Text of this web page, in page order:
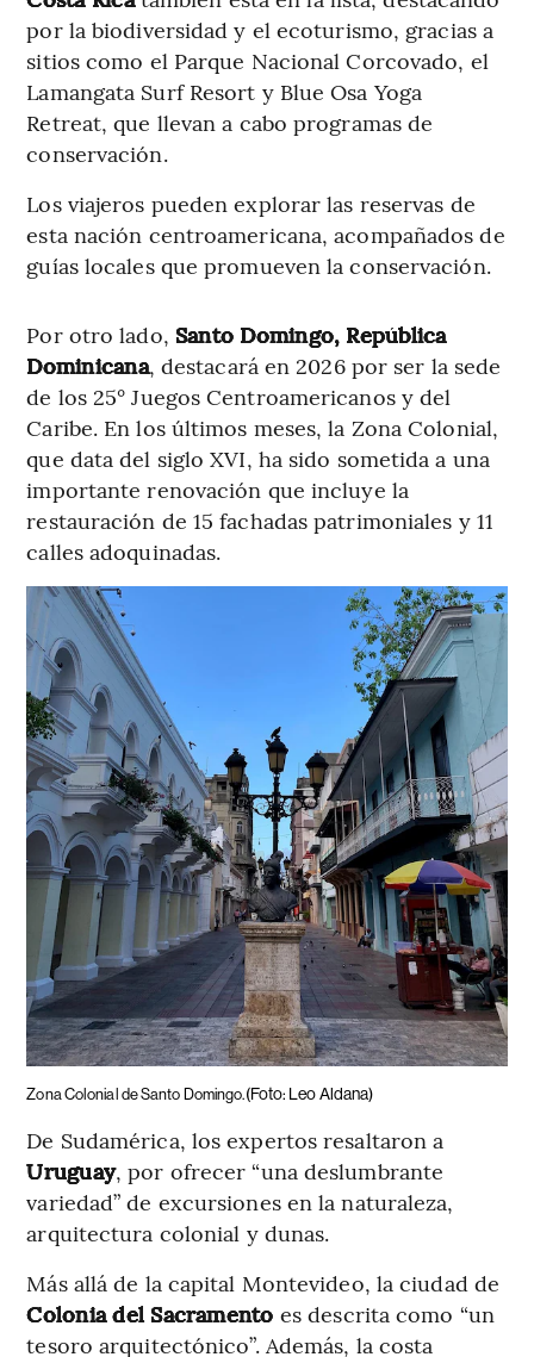
por la biodiversidad y el ecoturismo, gracias a
sitios como el Parque Nacional Corcovado, el
Lamangata Surf Resort y Blue Osa Yoga
Retreat, que llevan a cabo programas de
conservación.
Los viajeros pueden explorar las reservas de
esta nación centroamericana, acompañados de
guías locales que promueven la conservación.
Por otro lado, Santo Domingo, República
Dominicana, destacará en 2026 por ser la sede
de los 25° Juegos Centroamericanos y del
Caribe. En los últimos meses, la Zona Colonial,
que data del siglo XVI, ha sido sometida a una
importante renovación que incluye la
restauración de 15 fachadas patrimoniales y 11
calles adoquinadas.
Zona Colonial de Santo Domingo.(Foto: Leo Aldana)
De Sudamérica, los expertos resaltaron a
Uruguay, por ofrecer “una deslumbrante
variedad” de excursiones en la naturaleza,
arquitectura colonial y dunas.
Más allá de la capital Montevideo, la ciudad de
Colonia del Sacramento es descrita como “un
tesoro arquitectónico”. Además, la costa